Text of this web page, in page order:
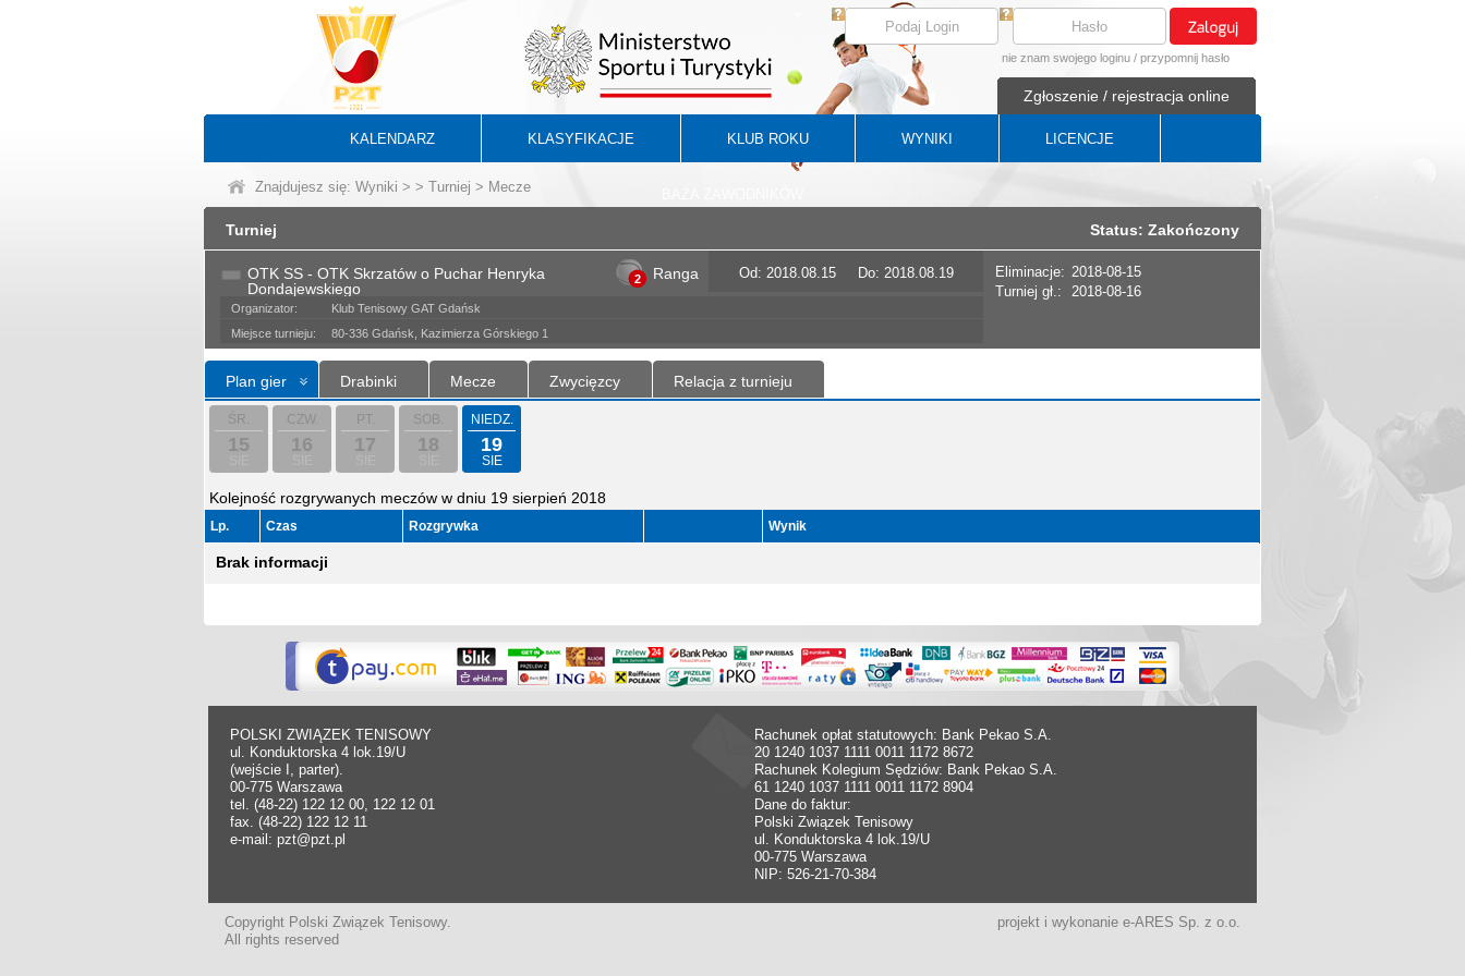
nie znam swojego loginu / przypomnij hasło
Zgłoszenie / rejestracja online
KALENDARZ KLASYFIKACJE KLUB ROKU WYNIKI LICENCJE
Znajdujesz się: Wyniki > > Turniej > Mecze
Turniej Status: Zakończony
OTK SS - OTK Skrzatów o Puchar Henryka
Dondajewskiego
2 Ranga Od: 2018.08.15 Do: 2018.08.19
Organizator:
Klub Tenisowy GAT Gdańsk
Miejsce turnieju:
80-336 Gdańsk, Kazimierza Górskiego 1
Eliminacje: 2018-08-15
Turniej gł.:
2018-08-16
Plan gier Drabinki Mecze Zwycięzcy Relacja z turnieju
ŚR.
15
CZW.
16
PT.
17
SOB.
18
NIEDZ.
19
SIE
Kolejność rozgrywanych meczów w dniu 19 sierpień 2018
Lp. Czas Rozgrywka Wynik
Brak informacji
POLSKI ZWIĄZEK TENISOWY
ul. Konduktorska 4 lok.19/U
(wejście I, parter).
00-775 Warszawa
tel. (48-22) 122 12 00, 122 12 01
fax. (48-22) 122 12 11
e-mail: pzt@pzt.pl
Rachunek opłat statutowych: Bank Pekao S.A.
20 1240 1037 1111 0011 1172 8672
Rachunek Kolegium Sędziów: Bank Pekao S.A.
61 1240 1037 1111 0011 1172 8904
Dane do faktur:
Polski Związek Tenisowy
ul. Konduktorska 4 lok.19/U
00-775 Warszawa
NIP: 526-21-70-384
Copyright Polski Związek Tenisowy.
All rights reserved
projekt i wykonanie e-ARES Sp. z o.o.